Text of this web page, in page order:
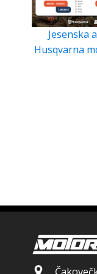
Jesenska
Husqvarna